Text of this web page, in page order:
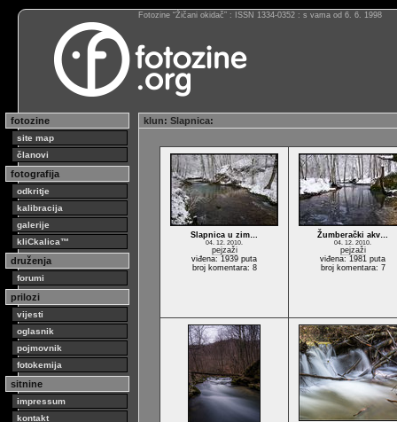
Fotozine “Žičani okidač” : ISSN 1334-0352 : s vama od 6. 6. 1998
fotozine
site map
članovi
fotografija
odkritje
kalibracija
galerije
kliCkalica™
druženja
forumi
prilozi
vijesti
oglasnik
pojmovnik
fotokemija
sitnine
impressum
kontakt
klun: Slapnica:
Slapnica u zim…
04. 12. 2010.
pejzaži
viđena: 1939 puta
broj komentara: 8
Žumberački akv…
04. 12. 2010.
pejzaži
viđena: 1981 puta
broj komentara: 7